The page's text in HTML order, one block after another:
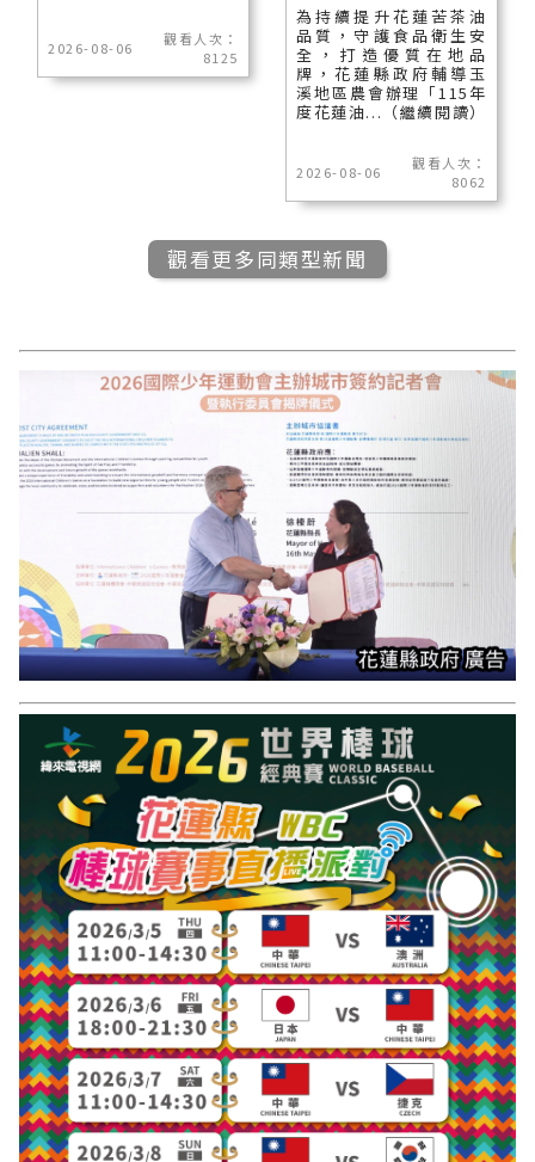
2026-08-06
觀看人次：
8125
為持續提升花蓮苦茶油
品質，守護食品衛生安
全，打造優質在地品
牌，花蓮縣政府輔導玉
溪地區農會辦理「115年
度花蓮油...（繼續閱讀）
2026-08-06
觀看人次：
8062
觀看更多同類型新聞